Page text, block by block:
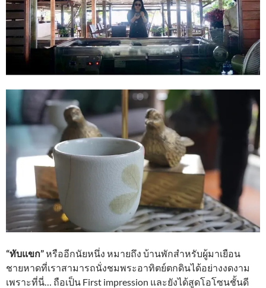
“ทับแขก”หรืออีกนัยหนึ่ง หมายถึง บ้านพักสำหรับผู้มาเยือน
ชายหาดที่เราสามารถนั่งชมพระอาทิตย์ตกดินได้อย่างงดงาม
เพราะที่นี่… ถือเป็น First impression และยังได้สูดโอโซนชั้นดี